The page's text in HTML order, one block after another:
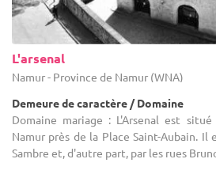
L'arsenal
Namur - Province de Namur (WNA)
Demeure de caractère / Domaine
Domaine mariage : L'Arsenal est
Namur près de la Place Saint-Aubain.
Sambre et, d'autre part, par les rues